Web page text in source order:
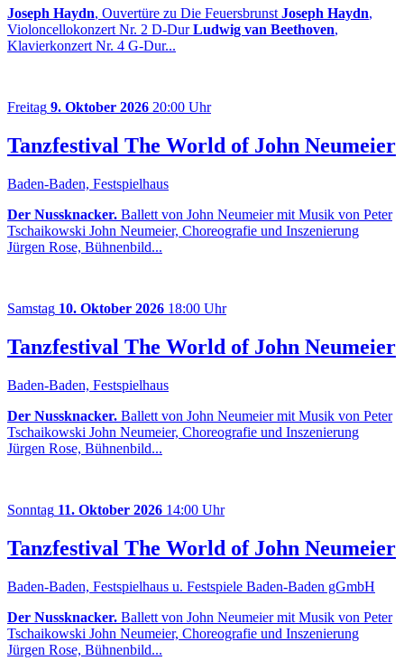
Joseph Haydn, Ouvertüre zu Die Feuersbrunst Joseph Haydn,
Violoncellokonzert Nr. 2 D-DurLudwig van Beethoven,
Klavierkonzert Nr. 4 G-Dur...
Freitag 9. Oktober 2026 20:00 Uhr
Tanzfestival The World of John Neumeier
Baden-Baden, Festspielhaus
Der Nussknacker. Ballett von John Neumeier mit Musik von Peter
Tschaikowski John Neumeier, Choreografie und Inszenierung
Jürgen Rose, Bühnenbild...
Samstag 10. Oktober 2026 18:00 Uhr
Tanzfestival The World of John Neumeier
Baden-Baden, Festspielhaus
Der Nussknacker. Ballett von John Neumeier mit Musik von Peter
Tschaikowski John Neumeier, Choreografie und Inszenierung
Jürgen Rose, Bühnenbild...
Sonntag 11. Oktober 2026 14:00 Uhr
Tanzfestival The World of John Neumeier
Baden-Baden, Festspielhaus u. Festspiele Baden-Baden gGmbH
Der Nussknacker. Ballett von John Neumeier mit Musik von Peter
Tschaikowski John Neumeier, Choreografie und Inszenierung
Jürgen Rose, Bühnenbild...